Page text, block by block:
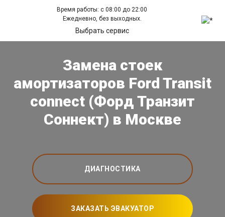
Время работы: с 08:00 до 22:00
Ежедневно, без выходных.
Выбрать сервис
Замена стоек
амортизаторов Ford Transit
connect (Форд Транзит
Соннект) в Москве
ДИАГНОСТИКА
ЗАКАЗАТЬ ЭВАКУАТОР